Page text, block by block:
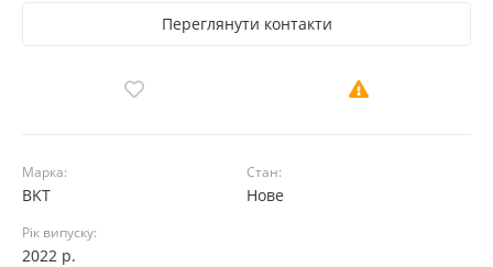
Переглянути контакти
Марка:
BKT
Стан:
Нове
Рік випуску:
2022 р.